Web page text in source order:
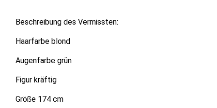
Beschreibung des Vermissten:
Haarfarbe blond
Augenfarbe grün
Figur kräftig
Größe 174 cm